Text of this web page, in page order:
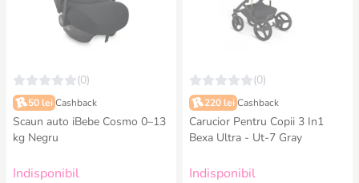
(0)
50 lei Cashback
Scaun auto iBebe Cosmo 0–13
kg Negru
Indisponibil
(0)
220 lei Cashback
Carucior Pentru Copii 3 In1
Bexa Ultra - Ut-7 Gray
Indisponibil